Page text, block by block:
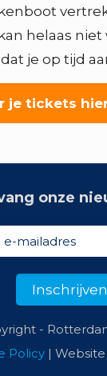
helaas niet
je op tijd
je tickets
onze
-
Policy | Website